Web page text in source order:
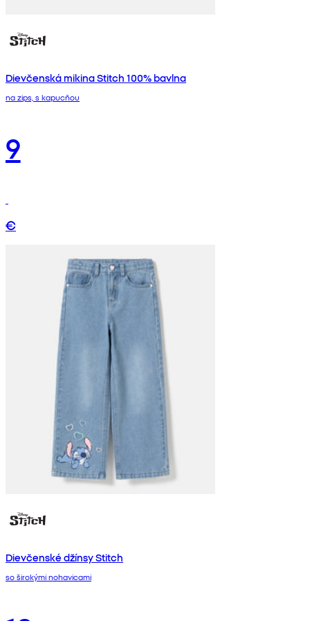
Dievčenská mikina Stitch 100% bavlna
na zips, s kapucňou
9
€
Dievčenské džínsy Stitch
so širokými nohavicami